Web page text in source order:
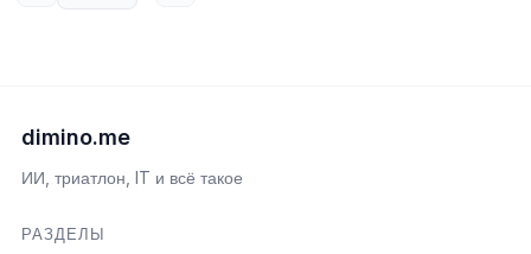
dimino.me
ИИ, триатлон, IT и всё такое
РАЗДЕЛЫ